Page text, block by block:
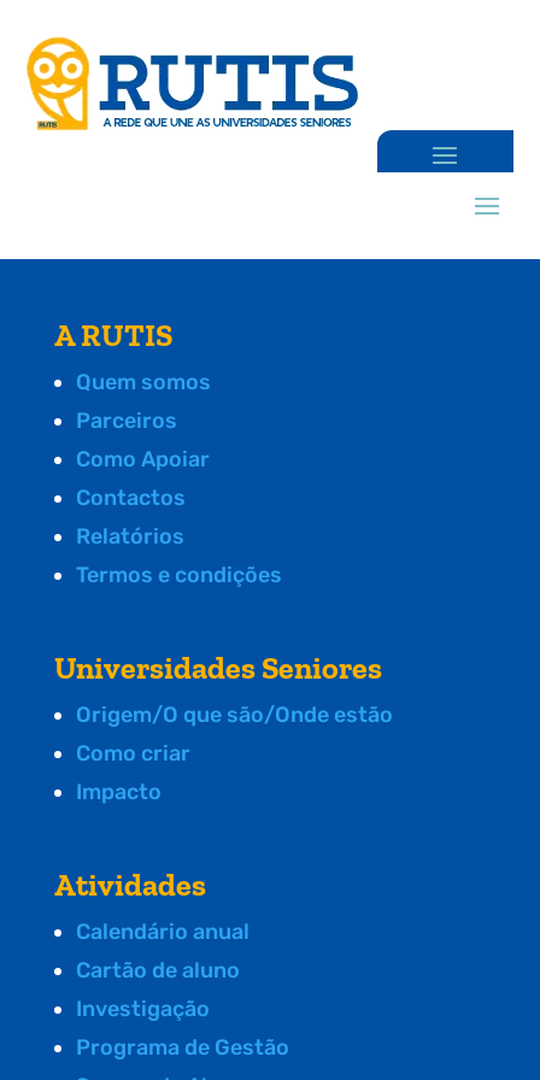
A RUTIS
Quem somos
Parceiros
Como Apoiar
Contactos
Relatórios
Termos e condições
Universidades Seniores
Origem/O que são/Onde estão
Como criar
Impacto
Atividades
Calendário anual
Cartão de aluno
Investigação
Programa de Gestão